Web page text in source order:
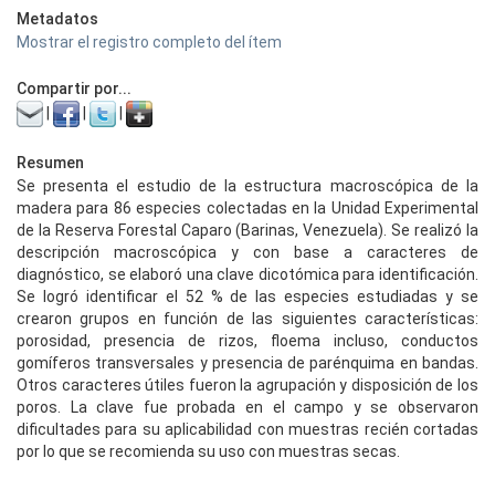
Metadatos
Mostrar el registro completo del ítem
Compartir por...
Resumen
Se presenta el estudio de la estructura macroscópica de la
madera para 86 especies colectadas en la Unidad Experimental
de la Reserva Forestal Caparo (Barinas, Venezuela). Se realizó la
descripción macroscópica y con base a caracteres de
diagnóstico, se elaboró una clave dicotómica para identificación.
Se logró identificar el 52 % de las especies estudiadas y se
crearon grupos en función de las siguientes características:
porosidad, presencia de rizos, floema incluso, conductos
gomíferos transversales y presencia de parénquima en bandas.
Otros caracteres útiles fueron la agrupación y disposición de los
poros. La clave fue probada en el campo y se observaron
dificultades para su aplicabilidad con muestras recién cortadas
por lo que se recomienda su uso con muestras secas.